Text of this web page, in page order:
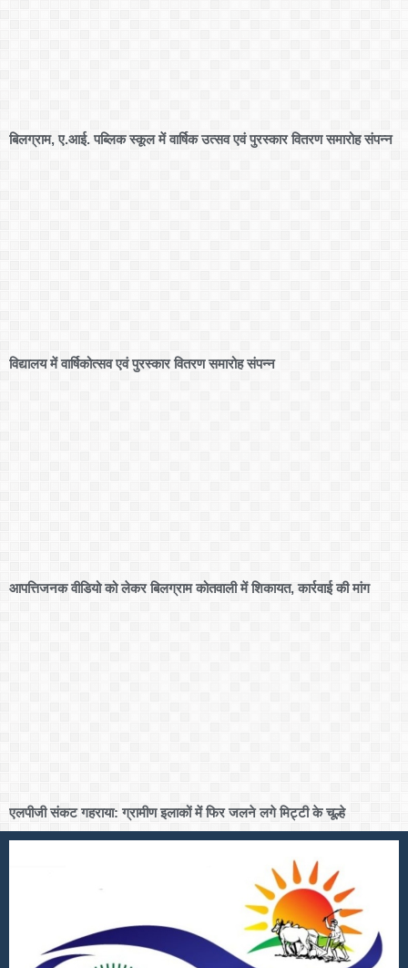
बिलग्राम, ए.आई. पब्लिक स्कूल में वार्षिक उत्सव एवं पुरस्कार वितरण समारोह संपन्न
विद्यालय में वार्षिकोत्सव एवं पुरस्कार वितरण समारोह संपन्न
आपत्तिजनक वीडियो को लेकर बिलग्राम कोतवाली में शिकायत, कार्रवाई की मांग
एलपीजी संकट गहराया: ग्रामीण इलाकों में फिर जलने लगे मिट्टी के चूल्हे